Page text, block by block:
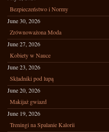
Bezpieczeństwo i Normy
June 30, 2026
Zrównoważona Moda
June 27, 2026
Kobiety w Nauce
June 23, 2026
Składniki pod lupą
June 20, 2026
Makijaż gwiazd
June 19, 2026
Treningi na Spalanie Kalorii